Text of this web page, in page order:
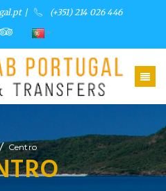
/ (+351) 214 026 446
Centro